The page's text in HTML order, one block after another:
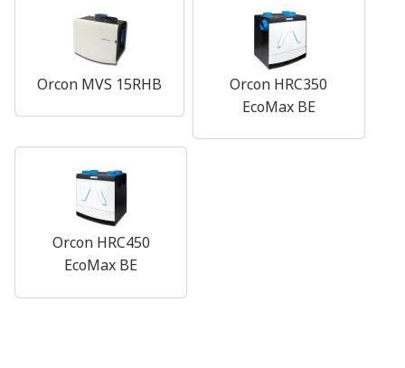
Orcon MVS 15RHB
Orcon HRC350
EcoMax BE
Orcon HRC450
EcoMax BE